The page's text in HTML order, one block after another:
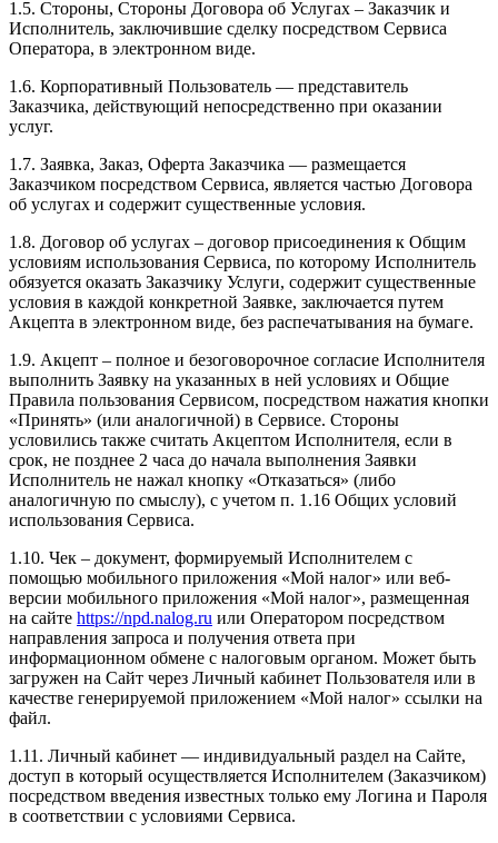
1.5. Стороны, Стороны Договора об Услугах – Заказчик и
Исполнитель, заключившие сделку посредством Сервиса
Оператора, в электронном виде.
1.6. Корпоративный Пользователь — представитель
Заказчика, действующий непосредственно при оказании
услуг.
1.7. Заявка, Заказ, Оферта Заказчика — размещается
Заказчиком посредством Сервиса, является частью Договора
об услугах и содержит существенные условия.
1.8. Договор об услугах – договор присоединения к Общим
условиям использования Сервиса, по которому Исполнитель
обязуется оказать Заказчику Услуги, содержит существенные
условия в каждой конкретной Заявке, заключается путем
Акцепта в электронном виде, без распечатывания на бумаге.
1.9. Акцепт – полное и безоговорочное согласие Исполнителя
выполнить Заявку на указанных в ней условиях и Общие
Правила пользования Сервисом, посредством нажатия кнопки
«Принять» (или аналогичной) в Сервисе. Стороны
условились также считать Акцептом Исполнителя, если в
срок, не позднее 2 часа до начала выполнения Заявки
Исполнитель не нажал кнопку «Отказаться» (либо
аналогичную по смыслу), с учетом п. 1.16 Общих условий
использования Сервиса.
1.10. Чек – документ, формируемый Исполнителем с
помощью мобильного приложения «Мой налог» или веб-
версии мобильного приложения «Мой налог», размещенная
на сайте https://npd.nalog.ru или Оператором посредством
направления запроса и получения ответа при
информационном обмене с налоговым органом. Может быть
загружен на Сайт через Личный кабинет Пользователя или в
качестве генерируемой приложением «Мой налог» ссылки на
файл.
1.11. Личный кабинет — индивидуальный раздел на Сайте,
доступ в который осуществляется Исполнителем (Заказчиком)
посредством введения известных только ему Логина и Пароля
в соответствии с условиями Сервиса.